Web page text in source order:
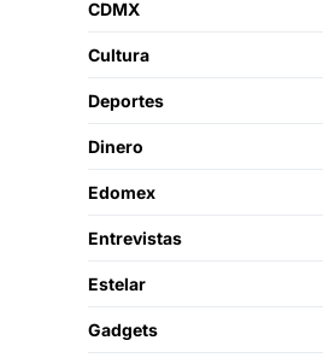
CDMX
Cultura
Deportes
Dinero
Edomex
Entrevistas
Estelar
Gadgets